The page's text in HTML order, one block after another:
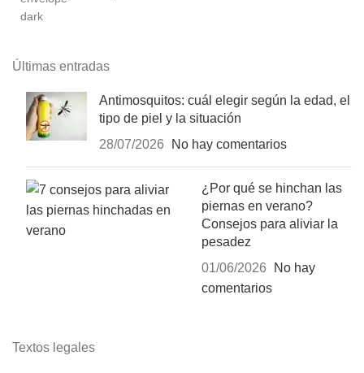
Últimas entradas
Antimosquitos: cuál elegir según la edad, el
tipo de piel y la situación
28/07/2026
No hay comentarios
¿Por qué se hinchan las
piernas en verano?
Consejos para aliviar la
pesadez
01/06/2026
No hay
comentarios
Textos legales